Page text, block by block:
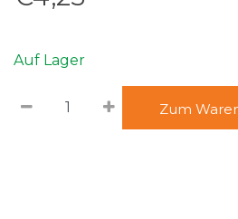
Auf Lager
Zum